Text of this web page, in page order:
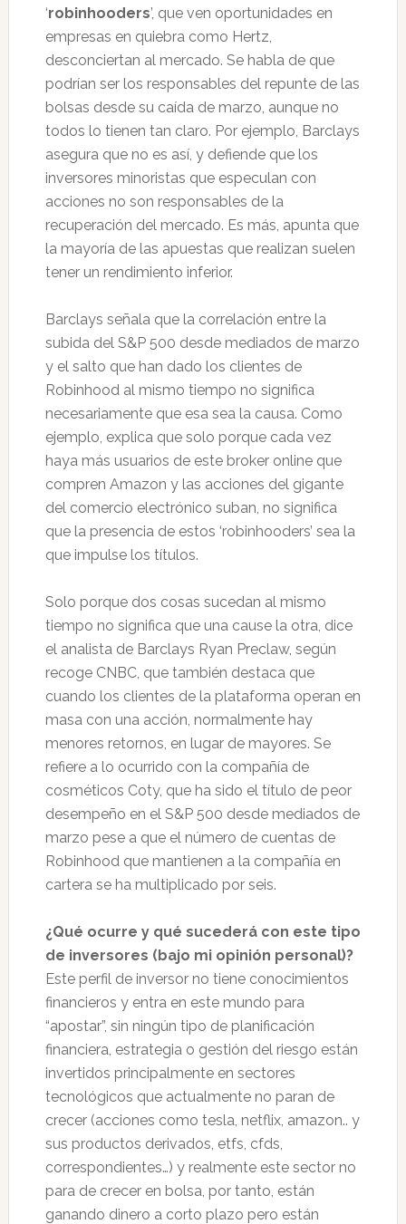
‘robinhooders’, que ven oportunidades en
empresas en quiebra como Hertz,
desconciertan al mercado. Se habla de que
podrían ser los responsables del repunte de las
bolsas desde su caída de marzo, aunque no
todos lo tienen tan claro. Por ejemplo, Barclays
asegura que no es así, y defiende que los
inversores minoristas que especulan con
acciones no son responsables de la
recuperación del mercado. Es más, apunta que
la mayoría de las apuestas que realizan suelen
tener un rendimiento inferior.
Barclays señala que la correlación entre la
subida del S&P 500 desde mediados de marzo
y el salto que han dado los clientes de
Robinhood al mismo tiempo no significa
necesariamente que esa sea la causa. Como
ejemplo, explica que solo porque cada vez
haya más usuarios de este broker online que
compren Amazon y las acciones del gigante
del comercio electrónico suban, no significa
que la presencia de estos ‘robinhooders’ sea la
que impulse los títulos.
Solo porque dos cosas sucedan al mismo
tiempo no significa que una cause la otra, dice
el analista de Barclays Ryan Preclaw, según
recoge CNBC, que también destaca que
cuando los clientes de la plataforma operan en
masa con una acción, normalmente hay
menores retornos, en lugar de mayores. Se
refiere a lo ocurrido con la compañía de
cosméticos Coty, que ha sido el título de peor
desempeño en el S&P 500 desde mediados de
marzo pese a que el número de cuentas de
Robinhood que mantienen a la compañía en
cartera se ha multiplicado por seis.
¿Qué ocurre y qué sucederá con este tipo
de inversores (bajo mi opinión personal)?
Este perfil de inversor no tiene conocimientos
financieros y entra en este mundo para
“apostar”, sin ningún tipo de planificación
financiera, estrategia o gestión del riesgo están
invertidos principalmente en sectores
tecnológicos que actualmente no paran de
crecer (acciones como tesla, netflix, amazon.. y
sus productos derivados, etfs, cfds,
correspondientes…) y realmente este sector no
para de crecer en bolsa, por tanto, están
ganando dinero a corto plazo pero están